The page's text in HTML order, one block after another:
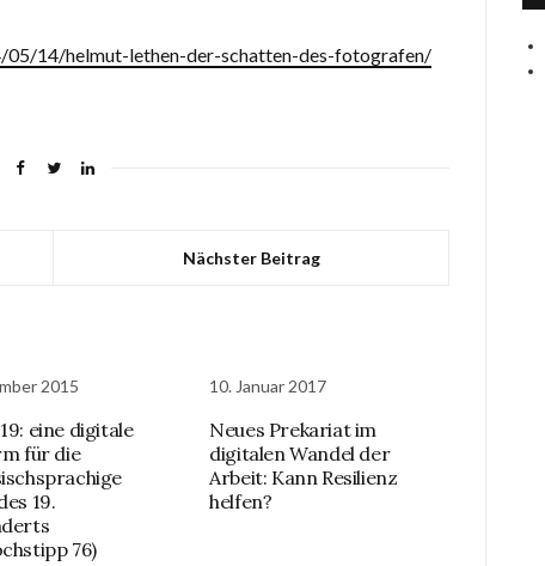
14/helmut-lethen-der-schatten-des-fotografen/
Nächster Beitrag
2015
eine digitale
für die
19.
76)
10. Januar 2017
Neues Prekariat im
digitalen Wandel der
Arbeit: Kann Resilienz
helfen?